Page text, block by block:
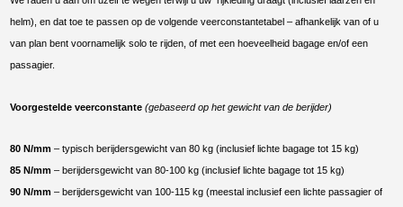
helm), en dat toe te passen op de volgende veerconstantetabel – afhankelijk van of u
van plan bent voornamelijk solo te rijden, of met een hoeveelheid bagage en/of een
passagier.
Voorgestelde veerconstante(gebaseerd op het gewicht van de berijder)
80 N/mm – typisch berijdersgewicht van 80 kg (inclusief lichte bagage tot 15 kg)
85 N/mm – berijdersgewicht van 80-100 kg (inclusief lichte bagage tot 15 kg)
90 N/mm – berijdersgewicht van 100-115 kg (meestal inclusief een lichte passagier of